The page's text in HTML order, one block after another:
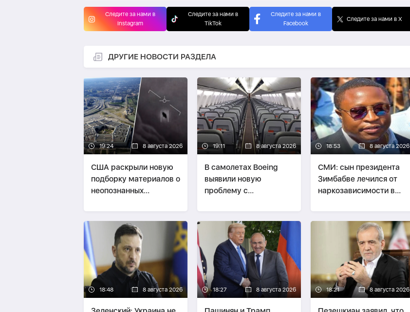
Следите за нами в
Instagram
Следите за нами в
TikTok
Следите за нами в
Facebook
Следите за нами в X
ДРУГИЕ НОВОСТИ РАЗДЕЛА
19:24 8 августа 2026
США раскрыли новую
подборку материалов о
неопознанных
19:11 8 августа 2026
В самолетах Boeing
выявили новую
проблему с
креслами
18:53 8 августа 2026
СМИ: сын президента
Зимбабве лечился от
наркозависимости в
18:48 8 августа 2026 18:27 8 августа 2026 18:21 8 августа 2026